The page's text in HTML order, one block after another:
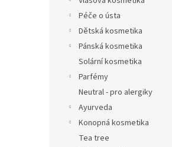
Péče o ústa
Dětská kosmetika
Pánská kosmetika
Solární kosmetika
Parfémy
Neutral - pro alergiky
Ayurveda
Konopná kosmetika
Tea tree